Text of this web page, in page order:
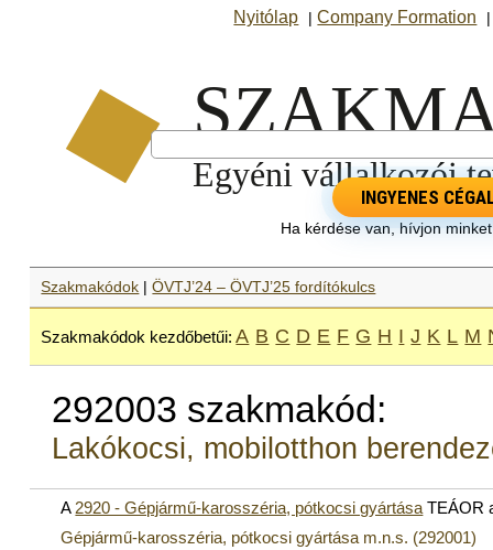
Nyitólap |Company Formation
INGYENES
Ha kérdése van, hívjon
Szakmakódok |ÖVTJ’24 – ÖVTJ’25 fordítókulcs
Szakmakódok kezdőbetűi: A B C D E F G H I J K L M
292003 szakmakód:
Lakókocsi, mobilotthon
A 2920 - Gépjármű-karosszéria, pótkocsi gyártása TEÁOR
Gépjármű-karosszéria, pótkocsi gyártása m.n.s. (292001)